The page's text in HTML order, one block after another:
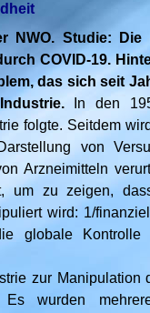
NWO. Studie: Die
COVID-19.
das sich seit
In den
folgte. Seitdem
von
Arzneimitteln
um zu zeigen,
wird: 1/
globale
zur Manipulation
Es wurden